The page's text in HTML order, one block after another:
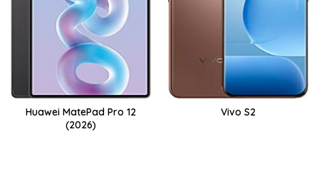
Huawei MatePad Pro 12
(2026)
Vivo S2